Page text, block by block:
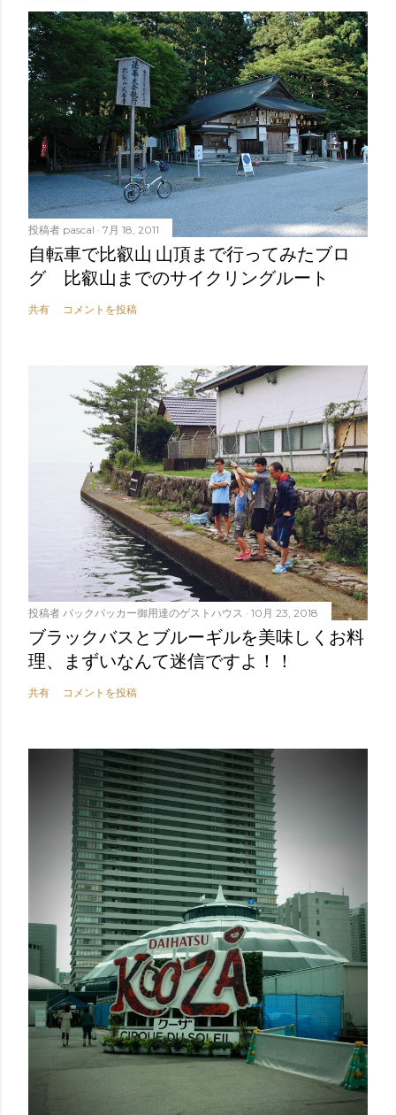
投稿者 pascal 7月 18, 2011
自転車で比叡山 山頂まで行ってみたブロ
グ 比叡山までのサイクリングルート
共有 コメントを投稿
投稿者 バックパッカー御用達のゲストハウス 10月 23, 2018
ブラックバスとブルーギルを美味しくお料
理、まずいなんて迷信ですよ！！
共有 コメントを投稿